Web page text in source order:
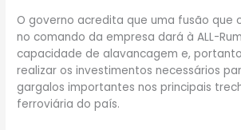
O governo acredita que uma fusão que
no comando da empresa dará à ALL-
capacidade de alavancagem e,
realizar os investimentos necessários
gargalos importantes nos principais
ferroviária do país.